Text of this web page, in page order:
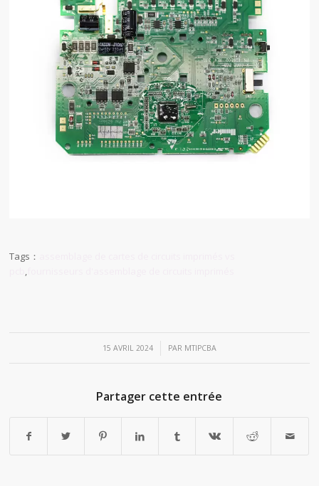
Tags：
,
15 AVRIL 2024
/ PAR MTIPCBA
Partager cette entrée